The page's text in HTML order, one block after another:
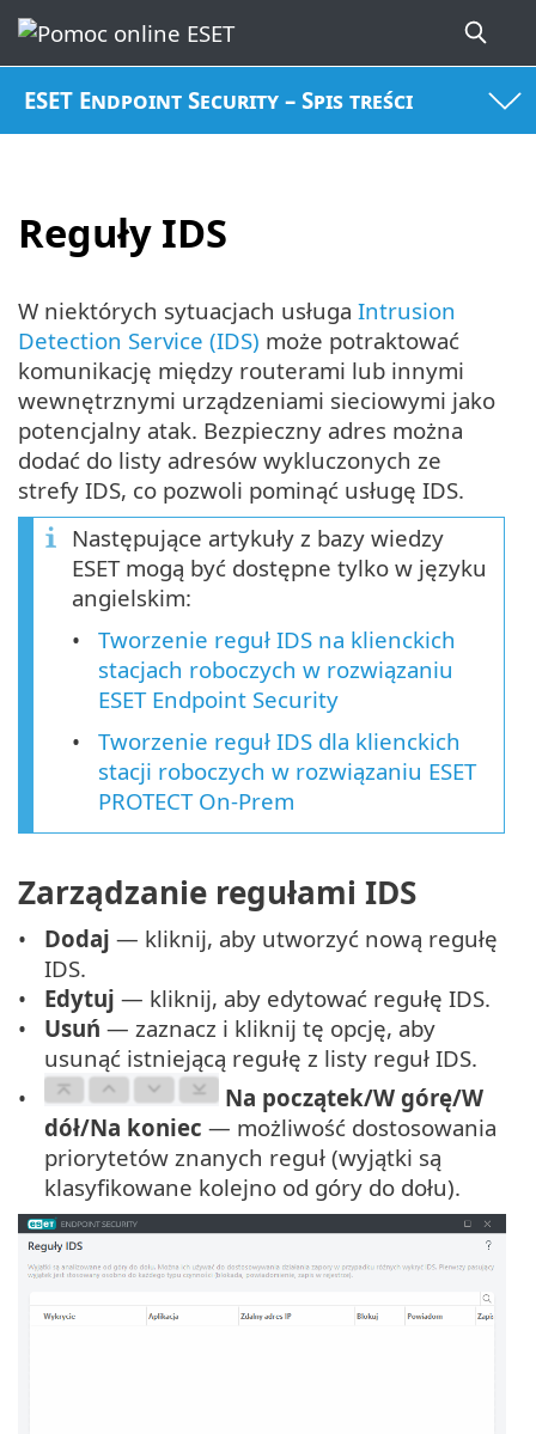
ESET Endpoint Security – Spis treści
Reguły IDS
W niektórych sytuacjach usługa Intrusion
Detection Service (IDS) może potraktować
komunikację między routerami lub innymi
wewnętrznymi urządzeniami sieciowymi jako
potencjalny atak. Bezpieczny adres można
dodać do listy adresów wykluczonych ze
strefy IDS, co pozwoli pominąć usługę IDS.
Następujące artykuły z bazy wiedzy
ESET mogą być dostępne tylko w języku
angielskim:
Tworzenie reguł IDS na klienckich
stacjach roboczych w rozwiązaniu
ESET Endpoint Security
Tworzenie reguł IDS dla klienckich
stacji roboczych w rozwiązaniu ESET
PROTECT On-Prem
Zarządzanie regułami IDS
Dodaj — kliknij, aby utworzyć nową regułę
IDS.
Edytuj — kliknij, aby edytować regułę IDS.
Usuń — zaznacz i kliknij tę opcję, aby
usunąć istniejącą regułę z listy reguł IDS.
Na początek/W górę/W
dół/Na koniec — możliwość dostosowania
priorytetów znanych reguł (wyjątki są
klasyfikowane kolejno od góry do dołu).